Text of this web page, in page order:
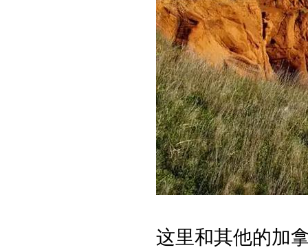
这里和其他的加拿